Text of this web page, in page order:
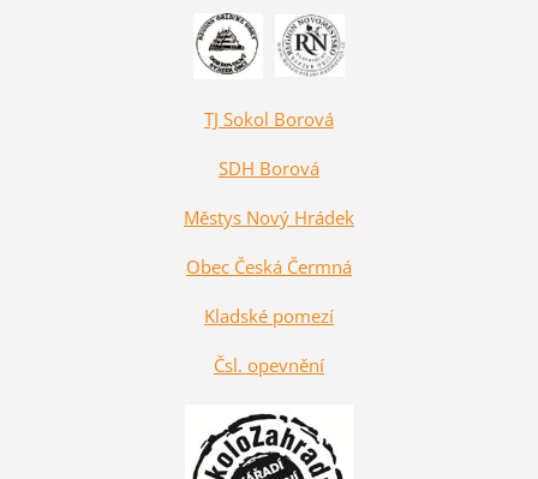
TJ Sokol Borová
SDH Borová
Městys Nový Hrádek
Obec Česká Čermná
Kladské pomezí
Čsl. opevnění